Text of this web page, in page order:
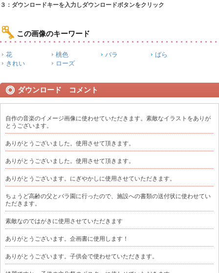
３：ダウンロードキーを入力しダウンロードボタンをクリック
この画像のキーワード
花 桃色 バラ
ばら
きれい
ローズ
ダウンロード コメント
自作の音楽のイメージ画像に使わせていただきます。素敵なイラストをありが
とうございます。
ありがとうございました。使用させて頂きます。
ありがとうございました。使用させて頂きます。
ありがとうございます。にぎやかしに使用させていただきます。
ちょうど高齢の父とバラ園に行ったので、施設への書類の送付状に使わせてい
ただきます。
素敵なのではがきに使用させていただきます
ありがとうございます。企画書に使用します！
ありがとうございます。子供会で使わせていただきます。